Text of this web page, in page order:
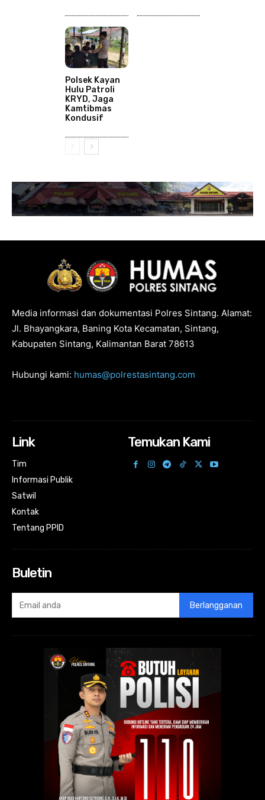
Polsek Kayan
Hulu Patroli
KRYD, Jaga
Kamtibmas
Kondusif
Media informasi dan dokumentasi Polres Sintang. Alamat:
Jl. Bhayangkara, Baning Kota Kecamatan, Sintang,
Kabupaten Sintang, Kalimantan Barat 78613
Hubungi kami: humas@polrestasintang.com
Link
Tim
Informasi Publik
Satwil
Kontak
Tentang PPID
Temukan Kami
Buletin
Berlangganan